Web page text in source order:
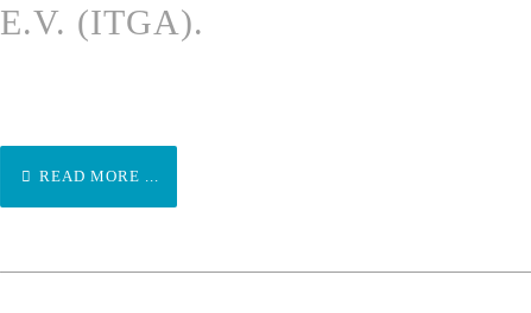
E.V. (ITGA).
READ MORE ...